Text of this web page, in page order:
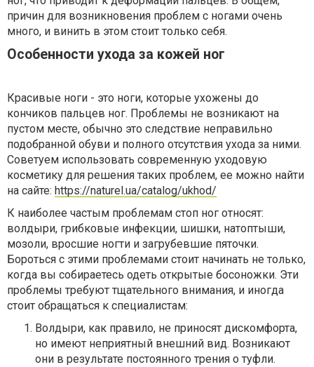
причин для возникновения проблем с ногами очень
много, и винить в этом стоит только себя.
Особенности ухода за кожей ног
Красивые ноги - это ноги, которые ухожены до
кончиков пальцев ног. Проблемы не возникают на
пустом месте, обычно это следствие неправильно
подобранной обуви и полного отсутствия ухода за ними.
Советуем использовать современную уходовую
косметику для решения таких проблем, ее можно найти
на сайте: https://naturel.ua/catalog/ukhod/
К наиболее частым проблемам стоп ног относят:
волдыри, грибковые инфекции, шишки, натоптыши,
мозоли, вросшие ногти и загрубевшие пяточки.
Бороться с этими проблемами стоит начинать не только,
когда вы собираетесь одеть открытые босоножки. Эти
проблемы требуют тщательного внимания, и иногда
стоит обращаться к специалистам:
Волдыри, как правило, не приносят дискомфорта,
но имеют неприятный внешний вид. Возникают
они в результате постоянного трения о туфли.